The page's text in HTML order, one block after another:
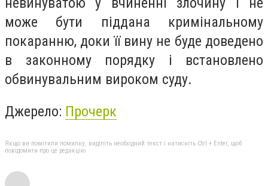
може бути піддана кримінальному
покаранню, доки її вину не буде доведено
в законному порядку і встановлено
обвинувальним вироком суду.
Джерело: Прочерк
Якщо ви помітили помилку, виділіть необхідний текст і натисніть Ctrl + Enter, щоб
повідомити про це редакцію